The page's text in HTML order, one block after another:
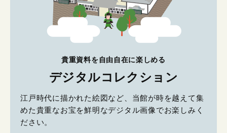
貴重資料を自由自在に楽しめる
デジタルコレクション
江戸時代に描かれた絵図など、当館が時を越えて集
めた貴重なお宝を鮮明なデジタル画像でお楽しみく
ださい。